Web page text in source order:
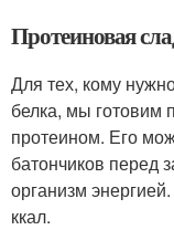
Протеиновая
Для тех, кому
белка, мы готовим
протеином. Его
батончиков перед
организм
ккал.